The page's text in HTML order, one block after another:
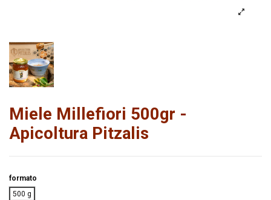
Miele Millefiori 500gr -
Apicoltura Pitzalis
formato
500 g